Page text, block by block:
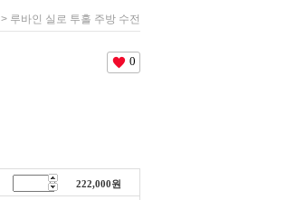
> 루바인 실로 투홀 주방 수전
0
222,000원